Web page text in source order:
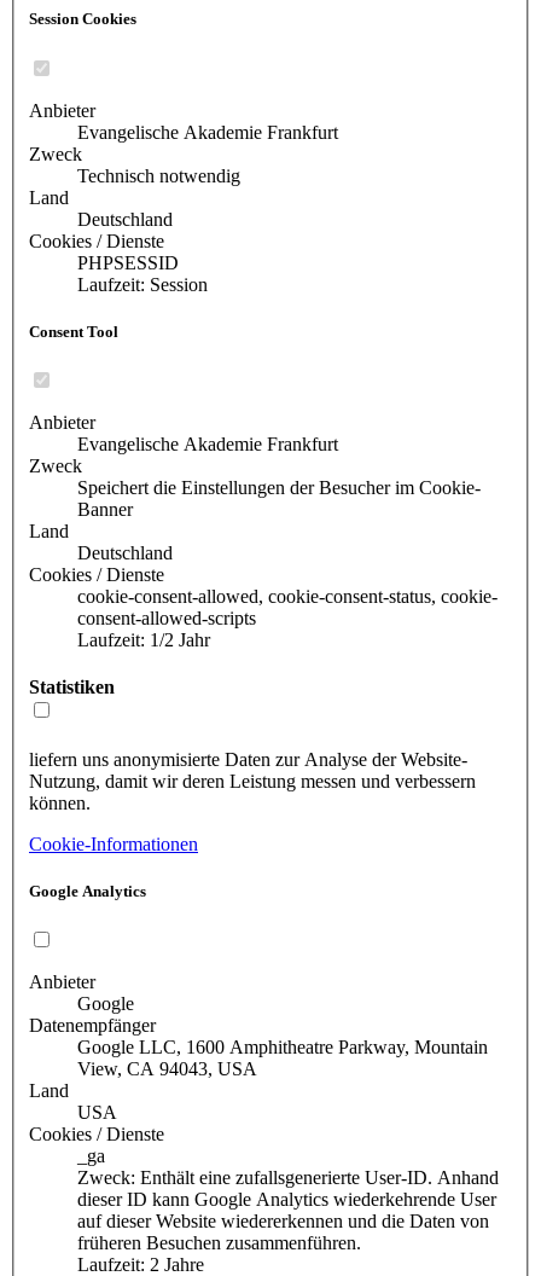
Session Cookies
Anbieter
Evangelische Akademie Frankfurt
Zweck
Technisch notwendig
Land
Deutschland
Cookies / Dienste
PHPSESSID
Laufzeit: Session
Consent Tool
Anbieter
Evangelische Akademie Frankfurt
Zweck
Speichert die Einstellungen der Besucher im Cookie-
Banner
Land
Deutschland
Cookies / Dienste
cookie-consent-allowed, cookie-consent-status, cookie-
consent-allowed-scripts
Laufzeit: 1/2 Jahr
Statistiken
liefern uns anonymisierte Daten zur Analyse der Website-
Nutzung, damit wir deren Leistung messen und verbessern
können.
Cookie-Informationen
Google Analytics
Anbieter
Google
Datenempfänger
Google LLC, 1600 Amphitheatre Parkway, Mountain
View, CA 94043, USA
Land
USA
Cookies / Dienste
_ga
Zweck: Enthält eine zufallsgenerierte User-ID. Anhand
dieser ID kann Google Analytics wiederkehrende User
auf dieser Website wiedererkennen und die Daten von
früheren Besuchen zusammenführen.
Laufzeit: 2 Jahre